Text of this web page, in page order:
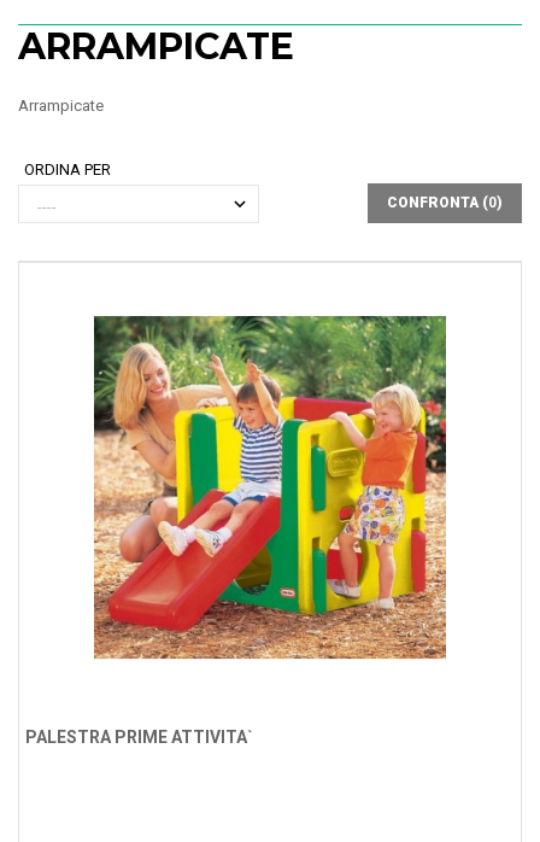
ARRAMPICATE
Arrampicate
ORDINA PER
CONFRONTA (0)
PALESTRA PRIME ATTIVITA`